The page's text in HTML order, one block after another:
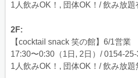
1人飲みOK！, 団体OK！/ 飲み放題
2F:
【cocktail snack 笑の館】6/1営業
17:30〜0:30（1日, 2日）/ 0154-
1人飲みOK！, 団体OK！/ 飲み放題